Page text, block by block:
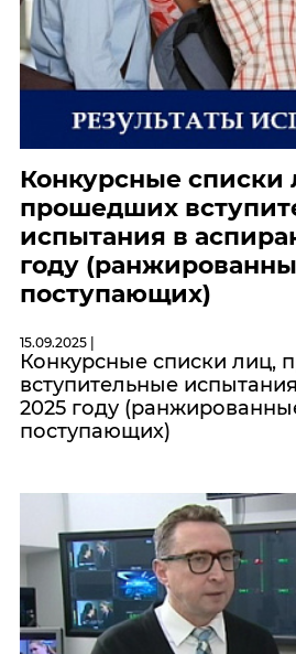
Конкурсные списки
прошедших
испытания в
году
поступающих)
15.09.2025 |
Конкурсные списки лиц,
вступительные
2025 году
поступающих)